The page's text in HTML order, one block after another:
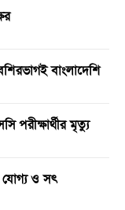
বাংলাদেশি
পরীক্ষার্থীর মৃত্যু
যোগ্য ও সৎ